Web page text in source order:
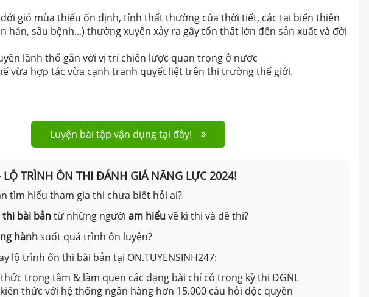
gió mùa thiếu ổn định, tính thất thường của thời tiết, các tai biến thiên
hán, sâu bệnh...) thường xuyên xảy ra gây tổn thất lớn đến sản xuất và đời
lãnh thổ gắn với vị trí chiến lược quan trọng ở nước
vừa hợp tác vừa cạnh tranh quyết liệt trên thi trường thế giới.
Luyện bài tập vận dụng tại đây!
LỘ TRÌNH ÔN THI ĐÁNH GIÁ NĂNG LỰC 2024!
tìm hiểu tham gia thi chưa biết hỏi ai?
bài bảntừ những người am hiểuvề kì thi và đề thi?
hànhsuốt quá trình ôn luyện?
lộ trình ôn thi bài bản tại ON.TUYENSINH247:
trọng tâm & làm quen các dạng bài chỉ có trong kỳ thi ĐGNL
thức với hệ thống ngân hàng hơn 15.000 câu hỏi độc quyền